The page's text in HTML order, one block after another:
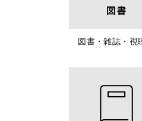
図書・雑誌・視